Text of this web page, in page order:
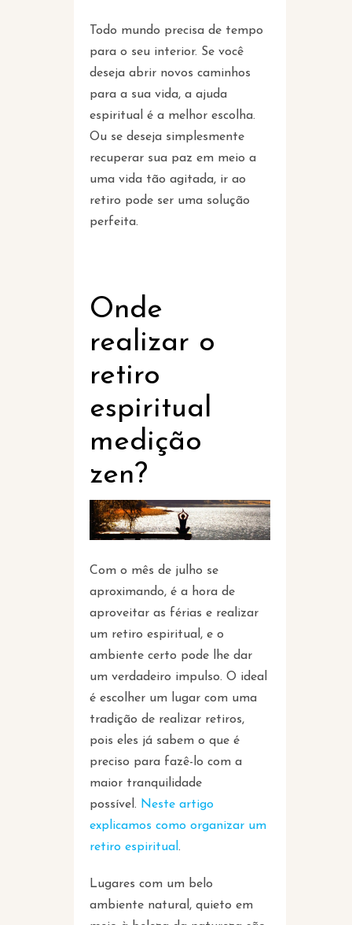
Todo mundo precisa de tempo
para o seu interior. Se você
deseja abrir novos caminhos
para a sua vida, a ajuda
espiritual é a melhor escolha.
Ou se deseja simplesmente
recuperar sua paz em meio a
uma vida tão agitada, ir ao
retiro pode ser uma solução
perfeita.
Onde
realizar o
retiro
espiritual
medição
zen?
Com o mês de julho se
aproximando, é a hora de
aproveitar as férias e realizar
um retiro espiritual, e o
ambiente certo pode lhe dar
um verdadeiro impulso. O ideal
é escolher um lugar com uma
tradição de realizar retiros,
pois eles já sabem o que é
preciso para fazê-lo com a
maior tranquilidade
possível. Neste artigo
explicamos como organizar um
retiro espiritual.
Lugares com um belo
ambiente natural, quieto em